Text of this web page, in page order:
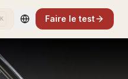
Change language
Faire le test